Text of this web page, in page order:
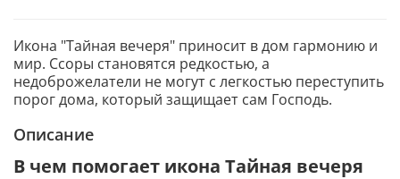
Икона "Тайная вечеря" приносит в дом гармонию и
мир. Ссоры становятся редкостью, а
недоброжелатели не могут с легкостью переступить
порог дома, который защищает сам Господь.
Описание
В чем помогает икона Тайная вечеря